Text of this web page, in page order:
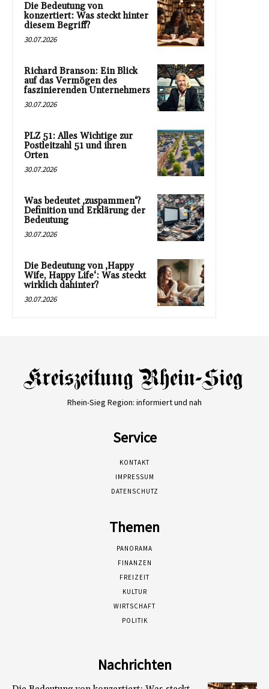
Die Bedeutung von
konzertiert: Was steckt hinter
diesem Begriff?
30.07.2026
Richard Branson: Ein Blick
auf das Vermögen des
faszinierenden Unternehmers
30.07.2026
PLZ 51: Alles Wichtige zur
Postleitzahl 51 und ihren
Orten
30.07.2026
Was bedeutet ‚zuspammen‘?
Definition und Erklärung der
Bedeutung
30.07.2026
Die Bedeutung von ‚Happy
Wife, Happy Life‘: Was steckt
wirklich dahinter?
30.07.2026
Rhein-Sieg Region: informiert und nah
Service
KONTAKT
IMPRESSUM
DATENSCHUTZ
Themen
PANORAMA
FINANZEN
FREIZEIT
KULTUR
WIRTSCHAFT
POLITIK
Nachrichten